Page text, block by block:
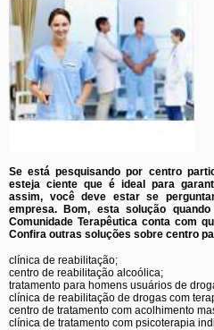
Se está pesquisando por centro
esteja ciente que é ideal para
assim, você deve estar se
empresa. Bom, esta solução
Comunidade Terapêutica conta com
Confira outras soluções sobre centro
clínica de reabilitação;
centro de reabilitação alcoólica;
tratamento para homens usuários de
clínica de reabilitação de drogas com
centro de tratamento com acolhimento
clínica de tratamento com psicoterapia